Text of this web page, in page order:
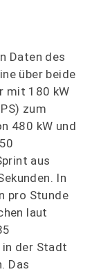
Daten des
über beide
mit 180 kW
zum
480 kW und
aus
In
pro Stunde
laut
der Stadt
Das